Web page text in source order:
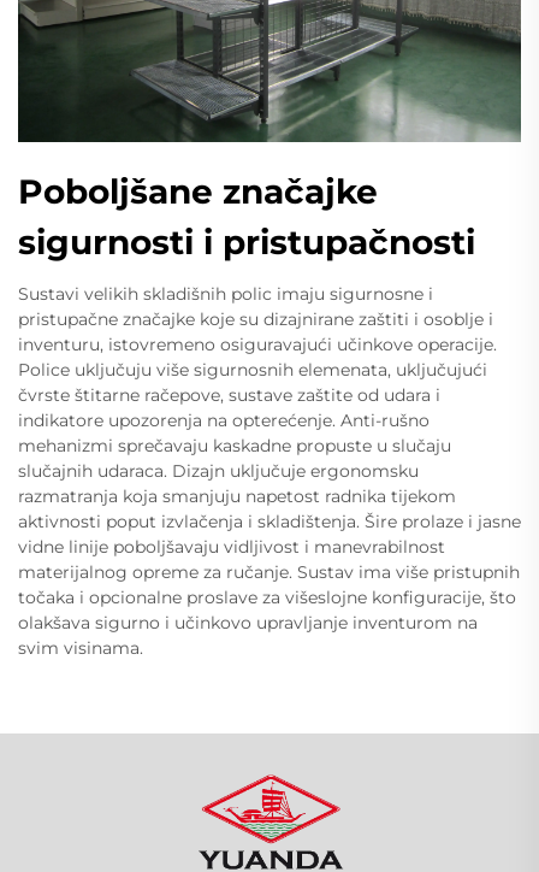
Poboljšane značajke
sigurnosti i pristupačnosti
Sustavi velikih skladišnih polic imaju sigurnosne i
pristupačne značajke koje su dizajnirane zaštiti i osoblje i
inventuru, istovremeno osiguravajući učinkove operacije.
Police uključuju više sigurnosnih elemenata, uključujući
čvrste štitarne račepove, sustave zaštite od udara i
indikatore upozorenja na opterećenje. Anti-rušno
mehanizmi sprečavaju kaskadne propuste u slučaju
slučajnih udaraca. Dizajn uključuje ergonomsku
razmatranja koja smanjuju napetost radnika tijekom
aktivnosti poput izvlačenja i skladištenja. Šire prolaze i jasne
vidne linije poboljšavaju vidljivost i manevrabilnost
materijalnog opreme za ručanje. Sustav ima više pristupnih
točaka i opcionalne proslave za višeslojne konfiguracije, što
olakšava sigurno i učinkovo upravljanje inventurom na
svim visinama.